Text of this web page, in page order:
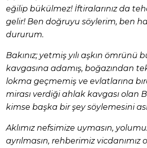
eğilip bükülmez! İftiralarınız da
gelir! Ben doğruyu söylerim, ben
dururum.
Bakınız; yetmiş yılı aşkın ömrünü
kavgasına adamış, boğazından
lokma geçmemiş ve evlatlarına
mirası verdiği ahlak kavgası olan
kimse başka bir şey söylemesini
Aklımız nefsimize uymasın,
ayrılmasın, rehberimiz vicdanımız